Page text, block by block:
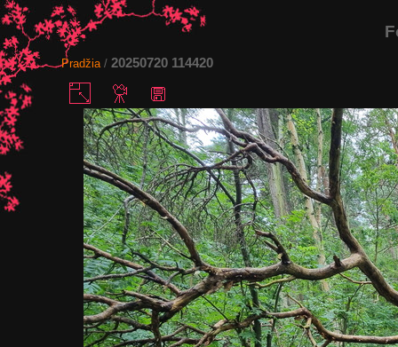
Pradžia/ 20250720 114420